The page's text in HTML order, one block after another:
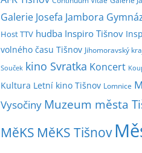
v
d
l
e
m
ě
c
Galerie Josefa Jambora
Host TTV hudba Inspiro Tišnov
volného času Tišnov Jihomoravský
Souček kino Svratka Koncert
Kultura Letní kino Tišnov Lomnice
Vysočiny Muzeum města
MěKS MěKS Tišnov